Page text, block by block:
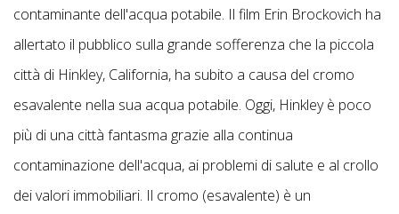
contaminante dell'acqua potabile. Il film Erin Brockovich ha
allertato il pubblico sulla grande sofferenza che la piccola
città di Hinkley, California, ha subito a causa del cromo
esavalente nella sua acqua potabile. Oggi, Hinkley è poco
più di una città fantasma grazie alla continua
contaminazione dell'acqua, ai problemi di salute e al crollo
dei valori immobiliari. Il cromo (esavalente) è un